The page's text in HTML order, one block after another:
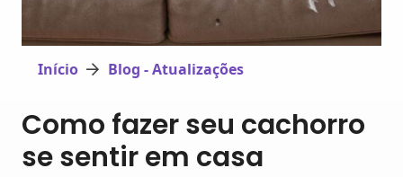
Início Blog - Atualizações
Como fazer seu cachorro
se sentir em casa